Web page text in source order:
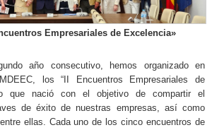
Empresariales de Excelencia»
año consecutivo, hemos organizado en
los “II Encuentros Empresariales de
que nació con el objetivo de compartir el
de éxito de nuestras empresas, así como
ellas. Cada uno de los cinco encuentros de